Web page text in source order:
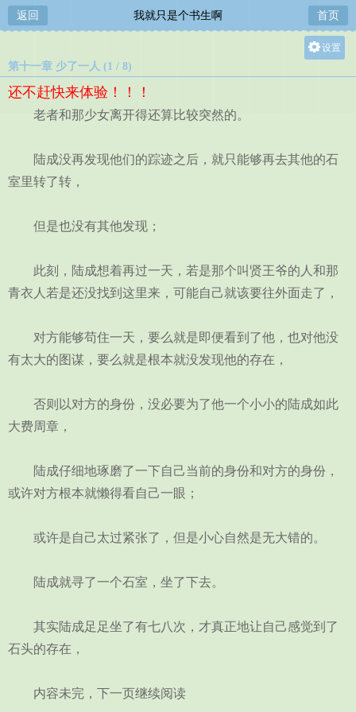
返回 我就只是个书生啊 首页
设置
第十一章 少了一人 (1 / 8)
还不赶快来体验！！！
老者和那少女离开得还算比较突然的。
陆成没再发现他们的踪迹之后，就只能够再去其他的石
室里转了转，
但是也没有其他发现；
此刻，陆成想着再过一天，若是那个叫贤王爷的人和那
青衣人若是还没找到这里来，可能自己就该要往外面走了，
对方能够苟住一天，要么就是即便看到了他，也对他没
有太大的图谋，要么就是根本就没发现他的存在，
否则以对方的身份，没必要为了他一个小小的陆成如此
大费周章，
陆成仔细地琢磨了一下自己当前的身份和对方的身份，
或许对方根本就懒得看自己一眼；
或许是自己太过紧张了，但是小心自然是无大错的。
陆成就寻了一个石室，坐了下去。
其实陆成足足坐了有七八次，才真正地让自己感觉到了
石头的存在，
内容未完，下一页继续阅读